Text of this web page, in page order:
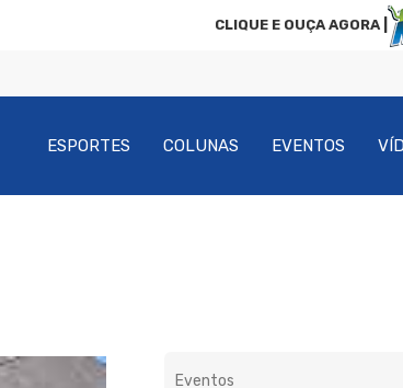
CLIQUE E OUÇA AGORA |
ESPORTES COLUNAS EVENTOS